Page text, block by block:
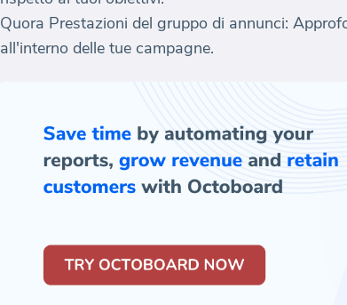
Quora Prestazioni del gruppo di annunci:
all'interno delle tue campagne.